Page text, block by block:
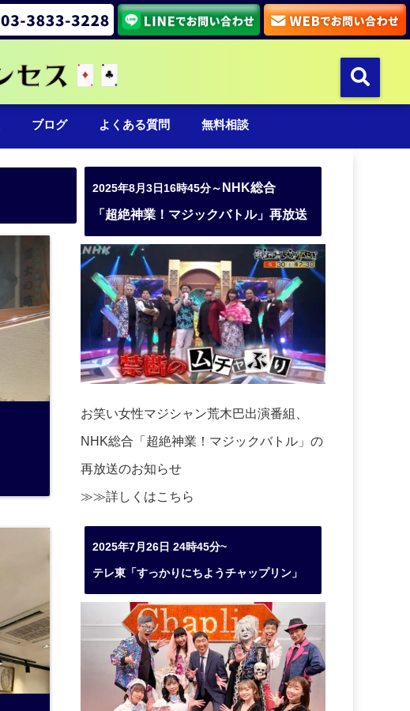
ブログ よくある質問 無料相談
2025年8月3日16時45分～ NHK総合
「超絶神業！マジックバトル」再放送
お笑い女性マジシャン荒木巴出演番組、
NHK総合「超絶神業！マジックバトル」の
再放送のお知らせ
≫≫詳しくはこちら
2025年7月26日 24時45分~
テレ東「すっかりにちようチャップリン」